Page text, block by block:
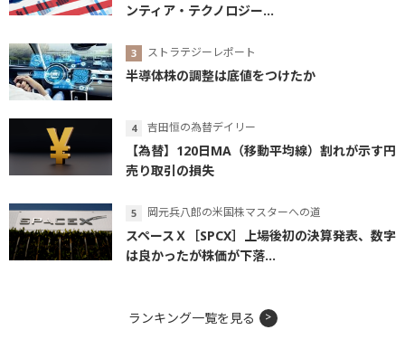
ンティア・テクノロジー...
ストラテジーレポート
半導体株の調整は底値をつけたか
吉田恒の為替デイリー
【為替】120日MA（移動平均線）割れが示す円
売り取引の損失
岡元兵八郎の米国株マスターへの道
スペースＸ［SPCX］上場後初の決算発表、数字
は良かったが株価が下落...
ランキング一覧を見る